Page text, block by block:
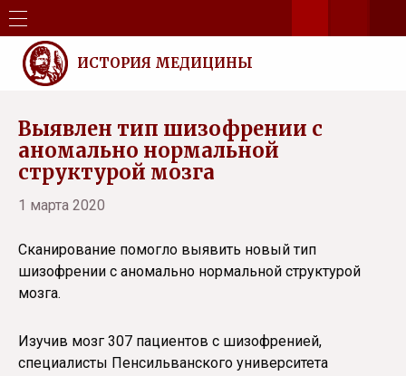
ИСТОРИЯ МЕДИЦИНЫ
Выявлен тип шизофрении с
аномально нормальной
структурой мозга
1 марта 2020
Сканирование помогло выявить новый тип
шизофрении с аномально нормальной структурой
мозга.
Изучив мозг 307 пациентов с шизофренией,
специалисты Пенсильванского университета